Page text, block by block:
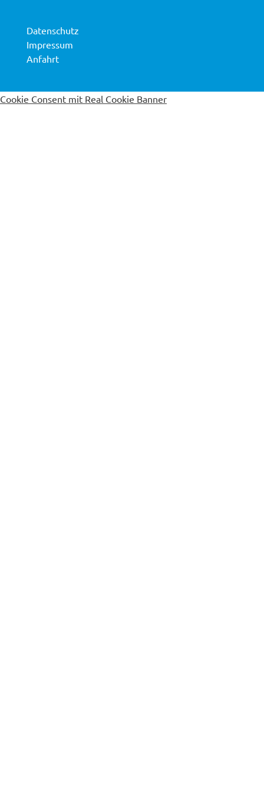
Datenschutz
Impressum
Anfahrt
Cookie Consent mit Real Cookie Banner